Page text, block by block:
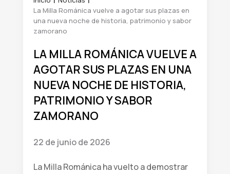
La Milla Románica vuelve a agotar sus plazas en
una nueva noche de historia, patrimonio y sabor
zamorano
LA MILLA ROMÁNICA VUELVE A
AGOTAR SUS PLAZAS EN UNA
NUEVA NOCHE DE HISTORIA,
PATRIMONIO Y SABOR
ZAMORANO
22 de junio de 2026
La Milla Románica ha vuelto a demostrar